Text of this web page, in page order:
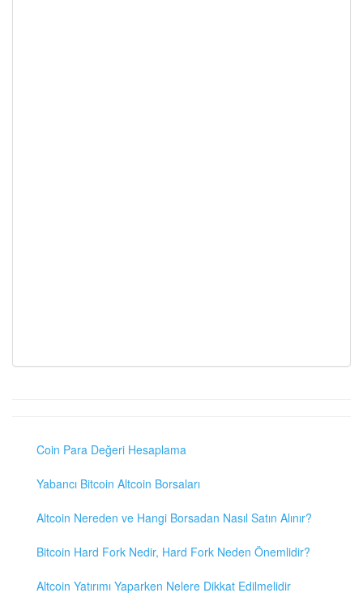
Coin Para Değeri Hesaplama
Yabancı Bitcoin Altcoin Borsaları
Altcoin Nereden ve Hangi Borsadan Nasıl Satın Alınır?
Bitcoin Hard Fork Nedir, Hard Fork Neden Önemlidir?
Altcoin Yatırımı Yaparken Nelere Dikkat Edilmelidir